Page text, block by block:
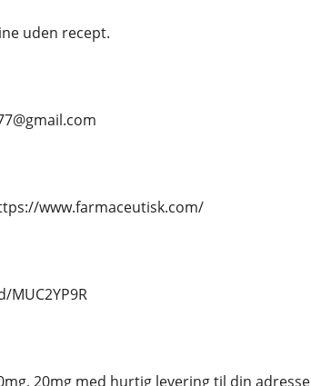
uden recept.
www.farmaceutisk.com/
20mg med hurtig levering til din